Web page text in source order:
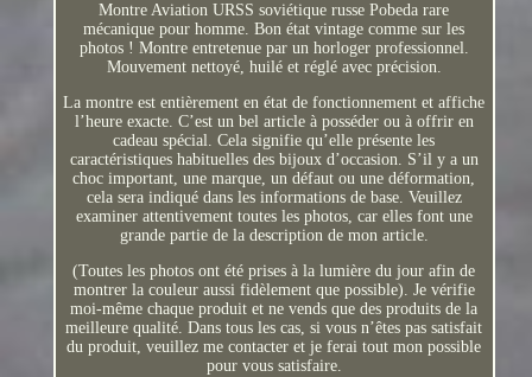
Montre Aviation URSS soviétique russe Pobeda rare
mécanique pour homme. Bon état vintage comme sur les
photos ! Montre entretenue par un horloger professionnel.
Mouvement nettoyé, huilé et réglé avec précision.
La montre est entièrement en état de fonctionnement et affiche
l’heure exacte. C’est un bel article à posséder ou à offrir en
cadeau spécial. Cela signifie qu’elle présente les
caractéristiques habituelles des bijoux d’occasion. S’il y a un
choc important, une marque, un défaut ou une déformation,
cela sera indiqué dans les informations de base. Veuillez
examiner attentivement toutes les photos, car elles font une
grande partie de la description de mon article.
(Toutes les photos ont été prises à la lumière du jour afin de
montrer la couleur aussi fidèlement que possible). Je vérifie
moi-même chaque produit et ne vends que des produits de la
meilleure qualité. Dans tous les cas, si vous n’êtes pas satisfait
du produit, veuillez me contacter et je ferai tout mon possible
pour vous satisfaire.